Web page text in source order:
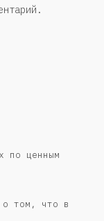
по ценным
о том, что в